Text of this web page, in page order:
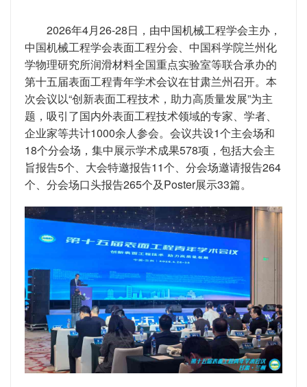
2026年4月26-28日，由中国机械工程学会主办，
中国机械工程学会表面工程分会、中国科学院兰州化
学物理研究所润滑材料全国重点实验室等联合承办的
第十五届表面工程青年学术会议在甘肃兰州召开。本
次会议以“创新表面工程技术，助力高质量发展”为主
题，吸引了国内外表面工程技术领域的专家、学者、
企业家等共计1000余人参会。会议共设1个主会场和
18个分会场，集中展示学术成果578项，包括大会主
旨报告5个、大会特邀报告11个、分会场邀请报告264
个、分会场口头报告265个及Poster展示33篇。